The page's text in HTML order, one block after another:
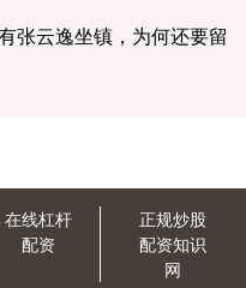
张云逸坐镇，为何还要留
在线杠杆
配资
正规炒股
配资知识
网